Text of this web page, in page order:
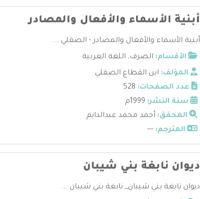
أبنية الأسماء والأفعال والمصادر
أبنية الأسماء والأفعال والمصادر - الصقلي ...
الأقسام: الصرف, اللغة العربية
المؤلف: ابن القطاع الصقلي
عدد الصفحات:
سنة النشر:
المحقق: أحمد محمد عبدالدايم
المترجم: ---
ديوان نابغة بني شيبان
ديوان نابغة بني شيبان_ نابغة بني شيبان ...